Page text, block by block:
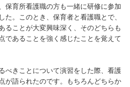
保育所看護職の方も一緒に研修に参加
た。このとき、保育者と看護職とで、
ることが大変興味深く、そのどちらも
であることを強く感じたことを覚えて
べきことについて演習をした際、看護
が語られたのです。もちろんどちらか